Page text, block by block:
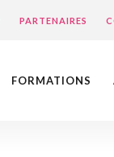
PARTENAIRES
FORMATIONS